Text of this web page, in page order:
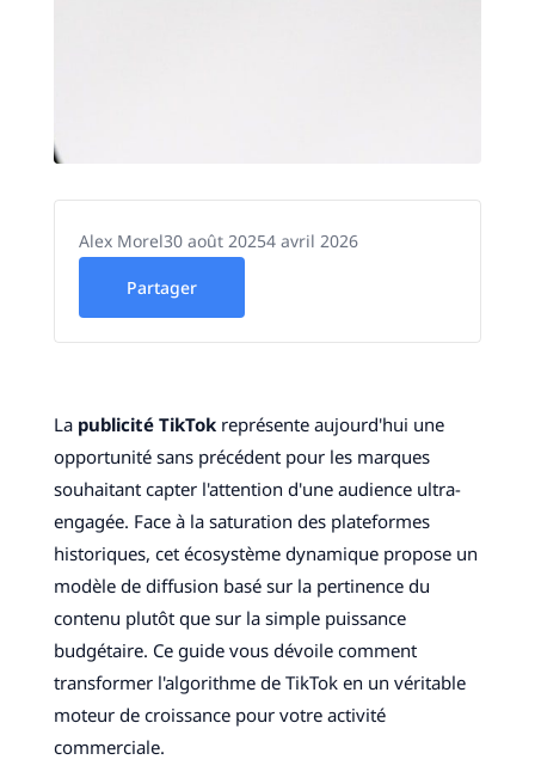
Alex Morel30 août 20254 avril 2026
Partager
La publicité TikTokreprésente aujourd'hui une
opportunité sans précédent pour les marques
souhaitant capter l'attention d'une audience ultra-
engagée. Face à la saturation des plateformes
historiques, cet écosystème dynamique propose un
modèle de diffusion basé sur la pertinence du
contenu plutôt que sur la simple puissance
budgétaire. Ce guide vous dévoile comment
transformer l'algorithme de TikTok en un véritable
moteur de croissance pour votre activité
commerciale.